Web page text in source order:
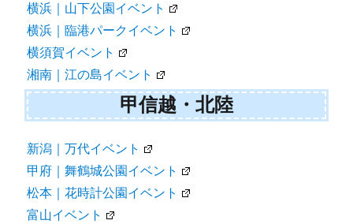
横浜｜山下公園イベント
横浜｜臨港パークイベント
横須賀イベント
湘南｜江の島イベント
甲信越・北陸
新潟｜万代イベント
甲府｜舞鶴城公園イベント
松本｜花時計公園イベント
富山イベント